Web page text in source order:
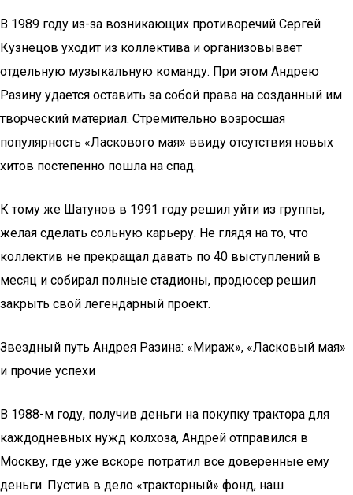
В 1989 году из-за возникающих противоречий Сергей
Кузнецов уходит из коллектива и организовывает
отдельную музыкальную команду. При этом Андрею
Разину удается оставить за собой права на созданный им
творческий материал. Стремительно возросшая
популярность «Ласкового мая» ввиду отсутствия новых
хитов постепенно пошла на спад.
К тому же Шатунов в 1991 году решил уйти из группы,
желая сделать сольную карьеру. Не глядя на то, что
коллектив не прекращал давать по 40 выступлений в
месяц и собирал полные стадионы, продюсер решил
закрыть свой легендарный проект.
Звездный путь Андрея Разина: «Мираж», «Ласковый мая»
и прочие успехи
В 1988-м году, получив деньги на покупку трактора для
каждодневных нужд колхоза, Андрей отправился в
Москву, где уже вскоре потратил все доверенные ему
деньги. Пустив в дело «тракторный» фонд, наш